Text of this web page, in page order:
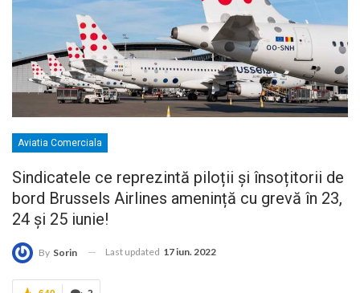
Aviatia Comerciala
Sindicatele ce reprezintă piloții și însoțitorii de
bord Brussels Airlines amenință cu grevă în 23,
24 și 25 iunie!
By Sorin Last updated 17 iun. 2022